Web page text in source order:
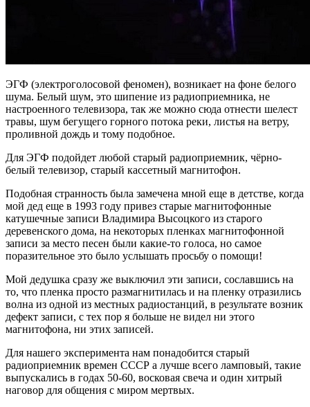
ЭГФ (электроголосовой феномен), возникает на фоне белого
шума. Белый шум, это шипение из радиоприемника, не
настроенного телевизора, так же можно сюда отнести шелест
травы, шум бегущего горного потока реки, листья на ветру,
проливной дождь и тому подобное.
Для ЭГФ подойдет любой старый радиоприемник, чёрно-
белый телевизор, старый кассетный магнитофон.
Подобная странность была замечена мной еще в детстве, когда
мой дед еще в 1993 году привез старые магнитофонные
катушечные записи Владимира Высоцкого из старого
деревенского дома, на некоторых пленках магнитофонной
записи за место песен были какие-то голоса, но самое
поразительное это было услышать просьбу о помощи!
Мой дедушка сразу же выключил эти записи, сославшись на
то, что пленка просто размагнитилась и на пленку отразились
волна из одной из местных радиостанций, в результате возник
дефект записи, с тех пор я больше не видел ни этого
магнитофона, ни этих записей.
Для нашего эксперимента нам понадобится старый
радиоприемник времен СССР а лучше всего ламповый, такие
выпускались в годах 50-60, восковая свеча и один хитрый
наговор для общения с миром мертвых.